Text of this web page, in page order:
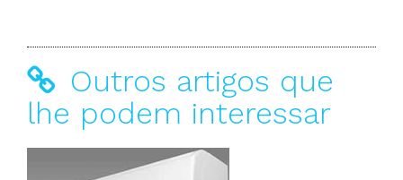
Outros artigos que
lhe podem interessar